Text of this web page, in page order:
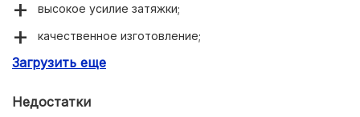
высокое усилие затяжки;
качественное изготовление;
долговечность.
Загрузить еще
Недостатки